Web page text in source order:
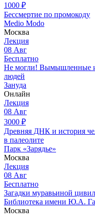
1000 ₽
Бессмертие по промокоду
Medio Modo
Москва
Лекция
08 Авг
Бесплатно
Не могли! Вымышленные
людей
Зануда
Онлайн
Лекция
08 Авг
3000 ₽
Древняя ДНК и история
в палеолите
Парк «Зарядье»
Москва
Лекция
08 Авг
Бесплатно
Загадки муравьиной
Библиотека имени Ю.А.
Москва